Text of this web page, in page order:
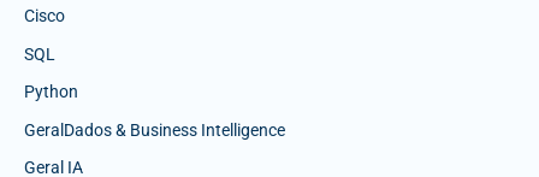
Cisco
SQL
Python
GeralDados & Business Intelligence
Geral IA